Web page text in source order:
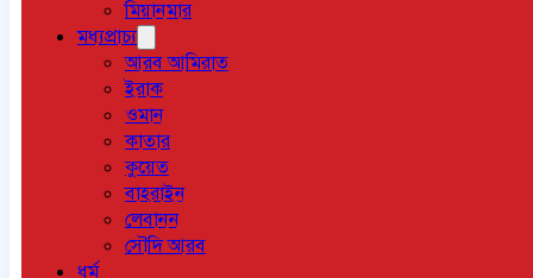
মিয়ানমার
মধ্যপ্রাচ্য
আরব আমিরাত
ইরাক
ওমান
কাতার
কুয়েত
বাহরাইন
লেবানন
সৌদি আরব
ধর্ম